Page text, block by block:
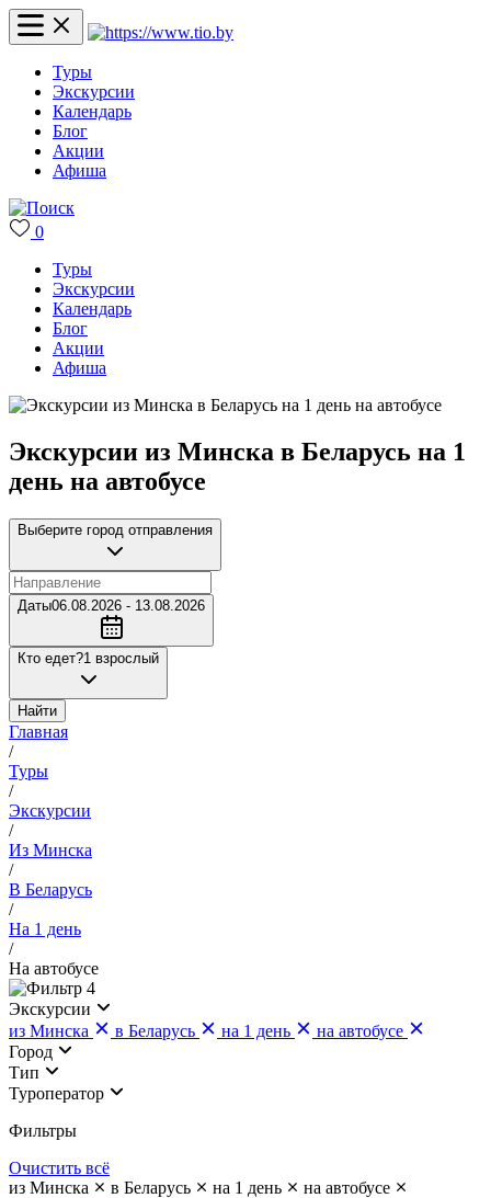
Туры
Экскурсии
Календарь
Блог
Акции
Афиша
0
Туры
Экскурсии
Календарь
Блог
Акции
Афиша
Экскурсии из Минска в Беларусь на 1
день на автобусе
Выберите город отправления
Даты06.08.2026 - 13.08.2026
Кто едет?1 взрослый
Найти
Главная
/
Туры
/
Экскурсии
/
Из Минска
/
В Беларусь
/
На 1 день
/
На автобусе
4
Экскурсии
из Минска
в Беларусь на 1 день
на автобусе
Город
Тип
Туроператор
Фильтры
Очистить всё
из Минска
в Беларусь на 1 день
на автобусе